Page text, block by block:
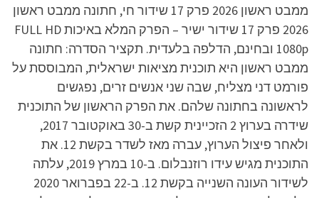
ממבט ראשון 2026 פרק 17 שידור חי, חתונה ממבט ראשון
2026 פרק 17 שידור ישיר – הפרק המלא באיכות FULL HD
1080p ובחינם, הדלפה בלעדית. תקציר הסדרה: חתונה
ממבט ראשון היא תוכנית מציאות ישראלית, המבוססת על
פורמט דני מצליח, שבה שני אנשים זרים, נפגשים
לראשונה בחתונה שלהם. את הפרק הראשון של התוכנית
שידרה בערוץ 2 הזכיינית קשת ב-30 באוקטובר 2017,
ולאחר פיצול הערוץ, עברה מאז לשדר בקשת 12. את
התוכנית מגיש עידו רוזנבלום. ב-10 במרץ 2019, עלתה
לשידור העונה השנייה בקשת 12. ב-22 בפברואר 2020